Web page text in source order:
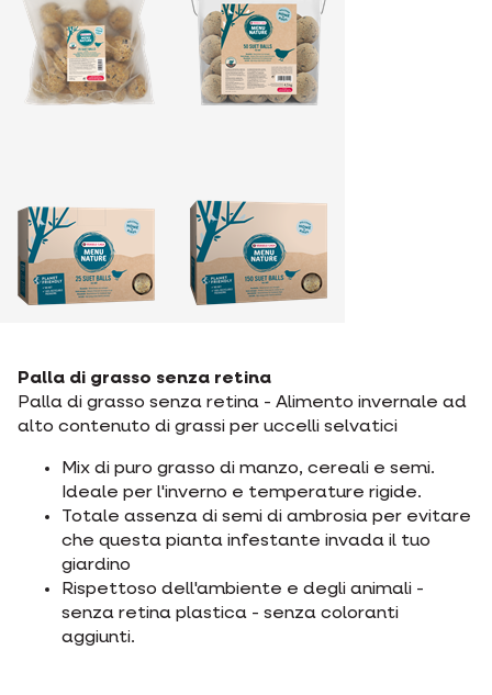
Palla di grasso senza retina
Palla di grasso senza retina - Alimento invernale ad
alto contenuto di grassi per uccelli selvatici
Mix di puro grasso di manzo, cereali e semi.
Ideale per l'inverno e temperature rigide.
Totale assenza di semi di ambrosia per evitare
che questa pianta infestante invada il tuo
giardino
Rispettoso dell'ambiente e degli animali -
senza retina plastica - senza coloranti
aggiunti.